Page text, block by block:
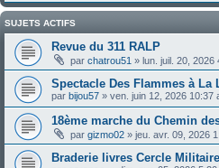
SUJETS ACTIFS
Revue du 311 RALP
par chatrou51 » lun. juil. 20, 2026
Spectacle Des Flammes à La
par bijou57 » ven. juin 12, 2026 10:37
18ème marche du Chemin
par gizmo02 » jeu. avr. 09, 2026
Braderie livres Cercle